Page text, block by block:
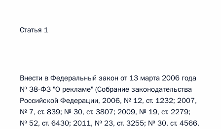
Статья 1
Внести в Федеральный закон от 13 марта 2006 года
№ 38-ФЗ "О рекламе" (Собрание законодательства
Российской Федерации, 2006, № 12, ст. 1232; 2007,
№ 7, ст. 839; № 30, ст. 3807; 2009, № 19, ст. 2279;
№ 52, ст. 6430; 2011, № 23, ст. 3255; № 30, ст. 4566,